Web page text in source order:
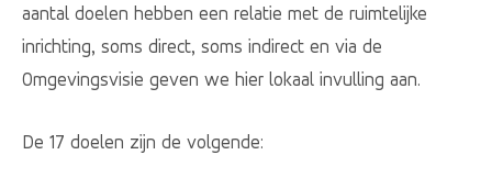
aantal doelen hebben een relatie met de ruimtelijke
inrichting, soms direct, soms indirect en via de
Omgevingsvisie geven we hier lokaal invulling aan.
De 17 doelen zijn de volgende: